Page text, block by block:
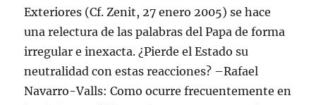
Exteriores (Cf. Zenit, 27 enero 2005) se hace
una relectura de las palabras del Papa de forma
irregular e inexacta. ¿Pierde el Estado su
neutralidad con estas reacciones? –Rafael
Navarro-Valls: Como ocurre frecuentemente en